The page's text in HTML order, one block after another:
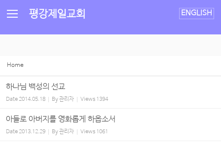
평강제일교회 ENGLISH
Home
하나님 백성의 선교
Date2014.05.18 By관리자 Views 1394
아들로 아버지를 영화롭게 하옵소서
Date2013.12.29 By관리자 Views 1061